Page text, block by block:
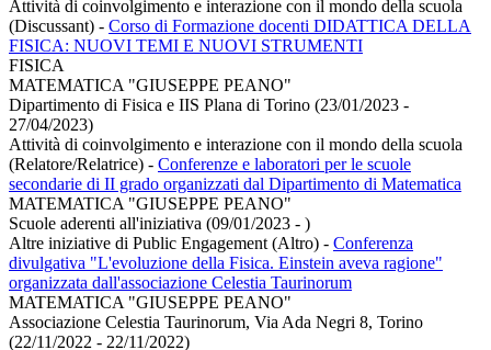
Attività di coinvolgimento e interazione con il mondo della scuola
(Discussant) - Corso di Formazione docenti DIDATTICA DELLA
FISICA: NUOVI TEMI E NUOVI STRUMENTI
FISICA
MATEMATICA "GIUSEPPE PEANO"
Dipartimento di Fisica e IIS Plana di Torino (23/01/2023 -
27/04/2023)
Attività di coinvolgimento e interazione con il mondo della scuola
(Relatore/Relatrice) - Conferenze e laboratori per le scuole
secondarie di II grado organizzati dal Dipartimento di Matematica
MATEMATICA "GIUSEPPE PEANO"
Scuole aderenti all'iniziativa (09/01/2023 - )
Altre iniziative di Public Engagement (Altro) - Conferenza
divulgativa "L'evoluzione della Fisica. Einstein aveva ragione"
organizzata dall'associazione Celestia Taurinorum
MATEMATICA "GIUSEPPE PEANO"
Associazione Celestia Taurinorum, Via Ada Negri 8, Torino
(22/11/2022 - 22/11/2022)